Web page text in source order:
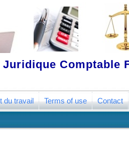
Comptable
du travail Terms of use Contact